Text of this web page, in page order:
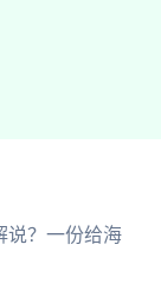
说？一份给海